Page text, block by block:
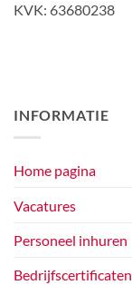
KVK: 63680238
INFORMATIE
Home pagina
Vacatures
Personeel inhuren
Bedrijfscertificaten